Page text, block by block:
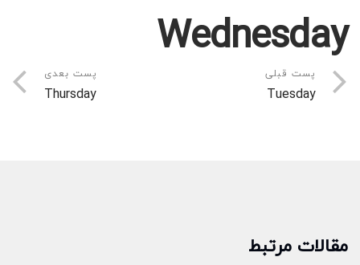
Wednesday
پست قبلی
Tuesday
پست بعدی
Thursday
مقالات مرتبط